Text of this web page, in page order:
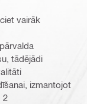
vairāk
tādējādi
izmantojot
2